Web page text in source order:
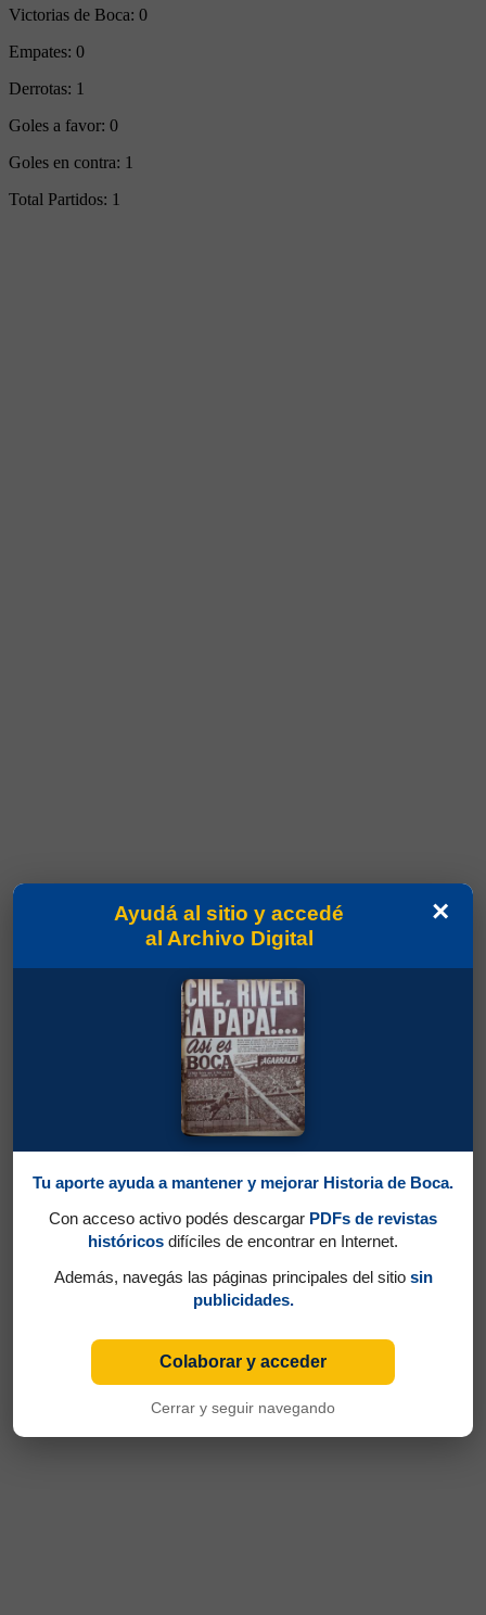
Victorias de Boca: 0
Empates: 0
Derrotas: 1
Goles a favor: 0
Goles en contra: 1
Total Partidos: 1
×
Ayudá al sitio y accedé
al Archivo Digital
Tu aporte ayuda a mantener y mejorar Historia de Boca.
Con acceso activo podés descargar PDFs de revistas
históricos difíciles de encontrar en Internet.
Además, navegás las páginas principales del sitio sin
publicidades.
Colaborar y acceder
Cerrar y seguir navegando